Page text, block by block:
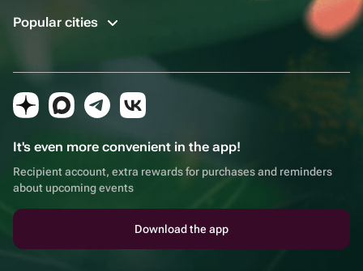
Popular cities
It's even more convenient in the app!
Recipient account, extra rewards for purchases and reminders
about upcoming events
Download the app